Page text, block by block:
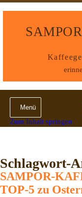
Menü
Zum Inhalt springen
Schlagwort-
SAMPOR-
TOP-5 zu